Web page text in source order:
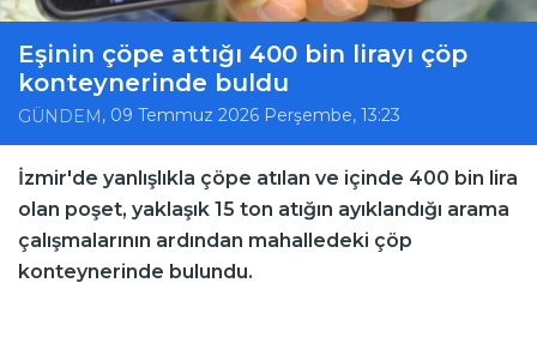
Eşinin çöpe attığı 400 bin lirayı çöp
konteynerinde buldu
GÜNDEM , 09 Temmuz 2026 Perşembe, 13:23
İzmir'de yanlışlıkla çöpe atılan ve içinde 400 bin lira
olan poşet, yaklaşık 15 ton atığın ayıklandığı arama
çalışmalarının ardından mahalledeki çöp
konteynerinde bulundu.